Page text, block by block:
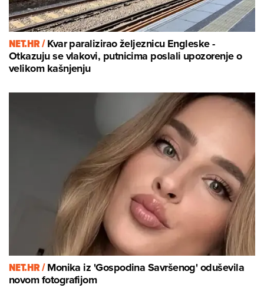
NET.HR /Kvar paralizirao željeznicu Engleske -
Otkazuju se vlakovi, putnicima poslali upozorenje o
velikom kašnjenju
NET.HR /Monika iz 'Gospodina Savršenog' oduševila
novom fotografijom